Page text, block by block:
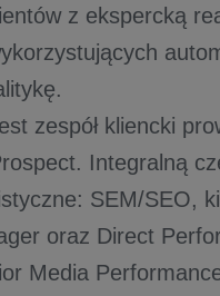
z ekspercką
zespół kliencki
Integralną
SEM/SEO,
oraz Direct
Media